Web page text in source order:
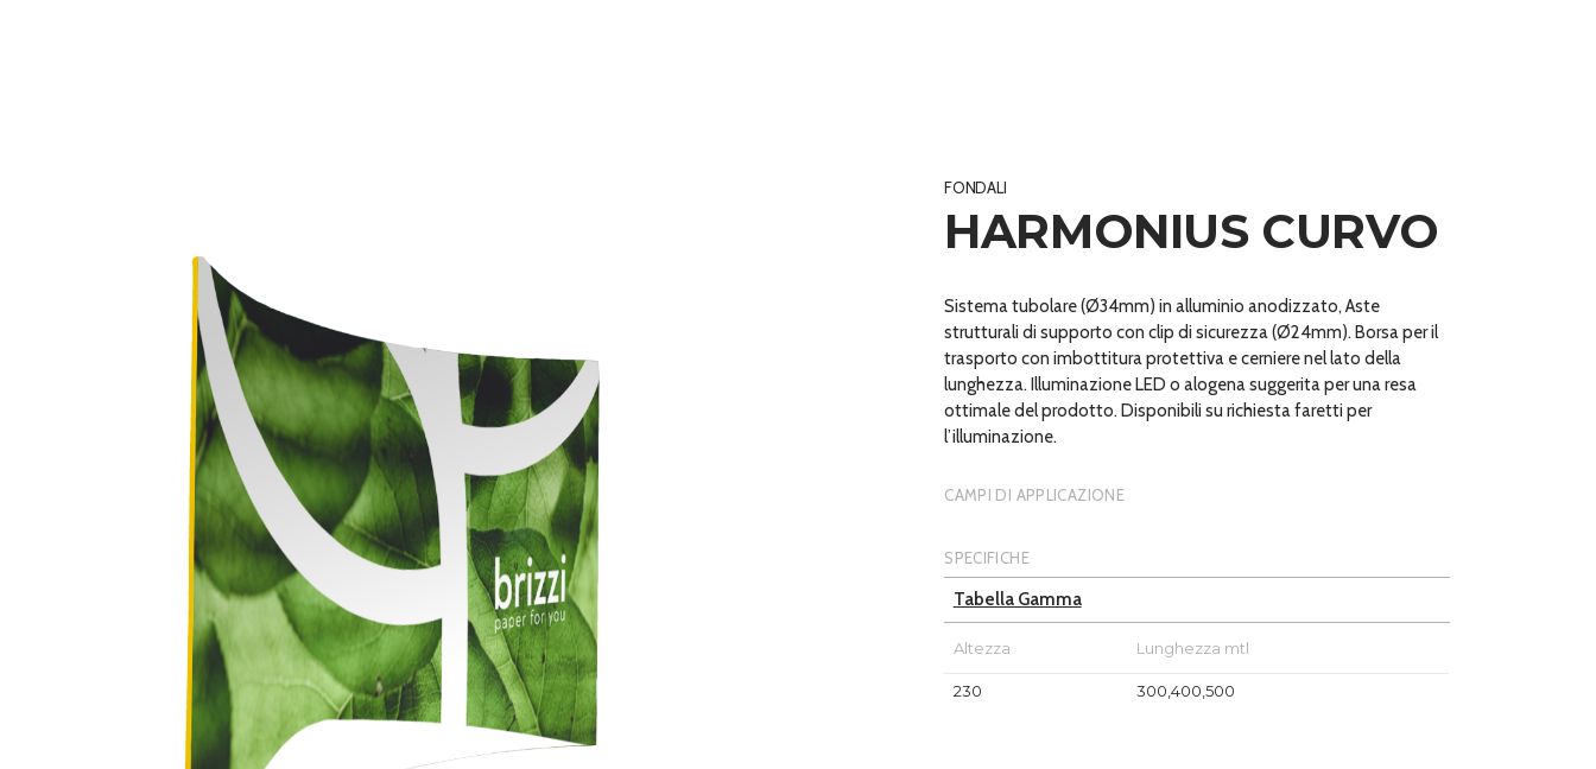
FONDALI
HARMONIUS CURVO
Sistema tubolare (Ø34mm) in alluminio anodizzato, Aste
strutturali di supporto con clip di sicurezza (Ø24mm). Borsa per il
trasporto con imbottitura protettiva e cerniere nel lato della
lunghezza. Illuminazione LED o alogena suggerita per una resa
ottimale del prodotto. Disponibili su richiesta faretti per
l’illuminazione.
CAMPI DI APPLICAZIONE
SPECIFICHE
Tabella Gamma
Altezza Lunghezza mtl
230 300,400,500